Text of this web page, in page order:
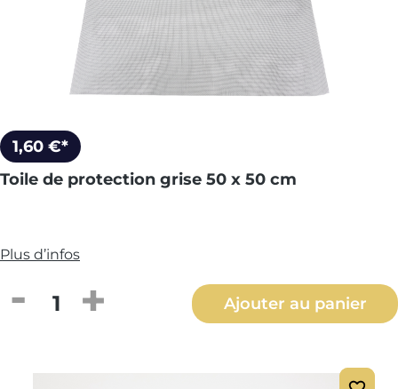
1,60 €*
Toile de protection grise 50 x 50 cm
Plus d’infos
Quantité de produit : Entrez la
Ajouter au panier